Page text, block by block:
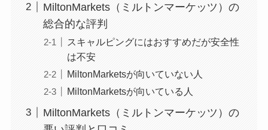
MiltonMarkets（ミルトンマーケッツ）の
総合的な評判
スキャルピングにはおすすめだが安全性
は不安
MiltonMarketsが向いていない人
MiltonMarketsが向いている人
MiltonMarkets（ミルトンマーケッツ）の